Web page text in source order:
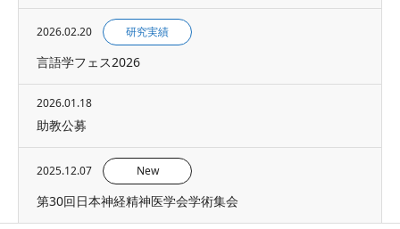
2026.02.20 研究実績
言語学フェス2026
2026.01.18
助教公募
2025.12.07 New
第30回日本神経精神医学会学術集会